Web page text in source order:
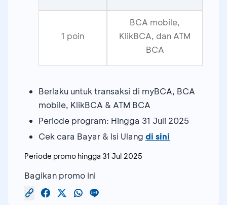
1 poin
BCA mobile,
KlikBCA, dan ATM
BCA
Berlaku untuk transaksi di myBCA, BCA
mobile, KlikBCA & ATM BCA
Periode program: Hingga 31 Juli 2025
Cek cara Bayar & Isi Ulang di sini
Periode promo hingga 31 Jul 2025
Bagikan promo ini